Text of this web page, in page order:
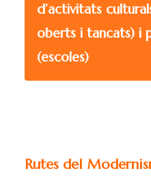
d’activitats
oberts i tancats) i
(escoles)
Rutes del